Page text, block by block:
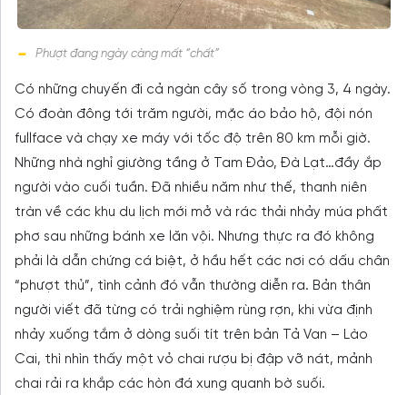
Phượt đang ngày càng mất “chất”
Có những chuyến đi cả ngàn cây số trong vòng 3, 4 ngày.
Có đoàn đông tới trăm người, mặc áo bảo hộ, đội nón
fullface và chạy xe máy với tốc độ trên 80 km mỗi giờ.
Những nhà nghỉ giường tầng ở Tam Đảo, Đà Lạt…đầy ắp
người vào cuối tuần. Đã nhiều năm như thế, thanh niên
tràn về các khu du lịch mới mở và rác thải nhảy múa phất
phơ sau những bánh xe lăn vội. Nhưng thực ra đó không
phải là dẫn chứng cá biệt, ở hầu hết các nơi có dấu chân
“phượt thủ”, tình cảnh đó vẫn thường diễn ra. Bản thân
người viết đã từng có trải nghiệm rùng rợn, khi vừa định
nhảy xuống tắm ở dòng suối tít trên bản Tả Van – Lào
Cai, thì nhìn thấy một vỏ chai rượu bị đập vỡ nát, mảnh
chai rải ra khắp các hòn đá xung quanh bờ suối.